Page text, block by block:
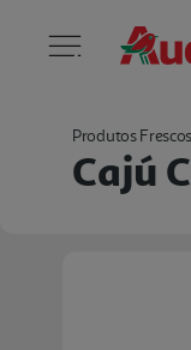
Produtos Frescos
Cajú